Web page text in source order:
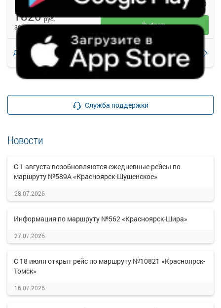
Красноярск МАВ, ул. Аэровокзальная, д. 22 Абалаково (ул. Советская, 36)
Детали рейса
о маршруте
1820 руб.
36 свободных мест
Выбрать
Служба поддержки
Новости
С 1 августа возобновляются ежедневные рейсы по
маршруту №589А «Красноярск-Шушенское»
28.07.2026
Информация по маршруту №562 «Красноярск-Шира»
27.07.2026
С 18 июля открыт рейс по маршруту №10821 «Красноярск-
Томск»
16.07.2026